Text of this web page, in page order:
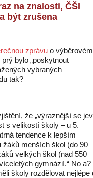
na znalosti, ČŠI
být zrušena
zprávu o výběrovém
bylo „poskytnout
vybraných
tak?
že „výraznější se
s velikostí školy – u 5.
tendence k lepším
žáků menších škol (do 90
velkých škol (nad 550
gymnázií.“ No a?
školy rozdělovat nejlépe